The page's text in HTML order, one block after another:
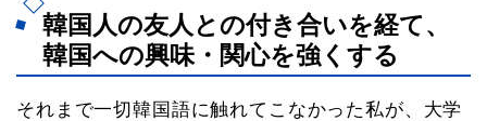
韓国人の友人との付き合いを経て、
韓国への興味・関心を強くする
それまで一切韓国語に触れてこなかった私が、大学